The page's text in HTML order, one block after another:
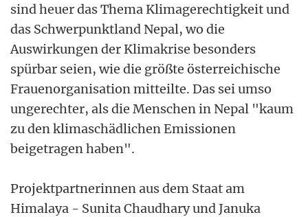
sind heuer das Thema Klimagerechtigkeit und
das Schwerpunktland Nepal, wo die
Auswirkungen der Klimakrise besonders
spürbar seien, wie die größte österreichische
Frauenorganisation mitteilte. Das sei umso
ungerechter, als die Menschen in Nepal "kaum
zu den klimaschädlichen Emissionen
beigetragen haben".
Projektpartnerinnen aus dem Staat am
Himalaya - Sunita Chaudhary und Januka